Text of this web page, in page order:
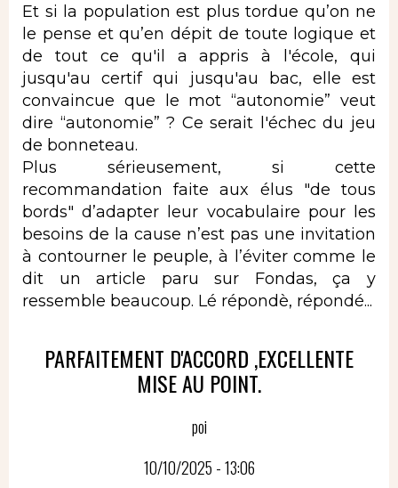
Et si la population est plus tordue qu’on ne
le pense et qu’en dépit de toute logique et
de tout ce qu'il a appris à l'école, qui
jusqu'au certif qui jusqu'au bac, elle est
convaincue que le mot “autonomie” veut
dire “autonomie” ? Ce serait l'échec du jeu
de bonneteau.
Plus sérieusement, si cette
recommandation faite aux élus "de tous
bords" d’adapter leur vocabulaire pour les
besoins de la cause n’est pas une invitation
à contourner le peuple, à l’éviter comme le
dit un article paru sur Fondas, ça y
ressemble beaucoup. Lé répondè, répondé...
PARFAITEMENT D'ACCORD ,EXCELLENTE
MISE AU POINT.
poi
10/10/2025 - 13:06